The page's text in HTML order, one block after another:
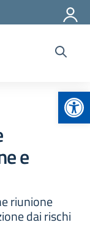
e
riunione
dai rischi